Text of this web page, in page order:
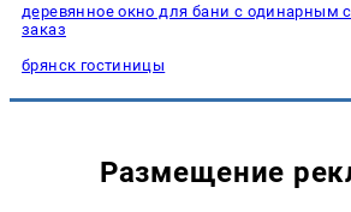
деревянное окно для бани с одинарным
заказ
брянск гостиницы
Размещение